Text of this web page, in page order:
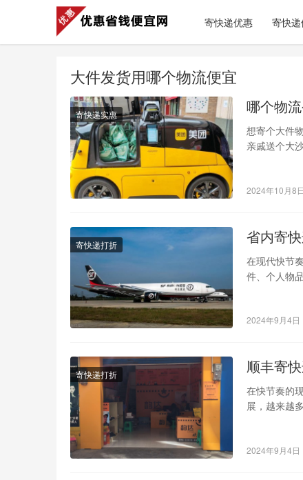
寄快递优惠 寄快
大件发货用哪个物流便宜
寄快递实惠 哪个物
想寄个大件
亲戚送个大
2024年10月8日
寄快递打折 省内寄
在现代快节
件、个人物
2024年9月4日
寄快递打折 顺丰寄
在快节奏的
展，越来越
2024年9月4日